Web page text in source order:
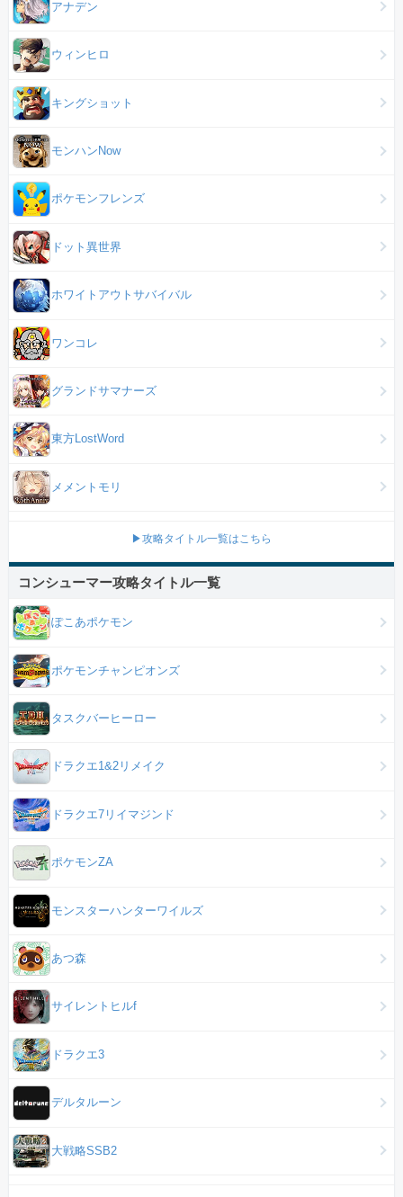
アナデン
ウィンヒロ
キングショット
モンハンNow
ポケモンフレンズ
ドット異世界
ホワイトアウトサバイバル
ワンコレ
グランドサマナーズ
東方LostWord
メメントモリ
▶攻略タイトル一覧はこちら
コンシューマー攻略タイトル一覧
ぽこあポケモン
ポケモンチャンピオンズ
タスクバーヒーロー
ドラクエ1&2リメイク
ドラクエ7リイマジンド
ポケモンZA
モンスターハンターワイルズ
あつ森
サイレントヒルf
ドラクエ3
デルタルーン
大戦略SSB2